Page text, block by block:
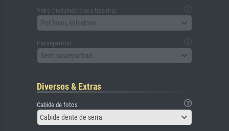
Vidro (incluindo placa traseira)
Por favor, selecione
Passepartout
Sem passepartout
Diversos & Extras
Cabide de fotos
Cabide dente de serra